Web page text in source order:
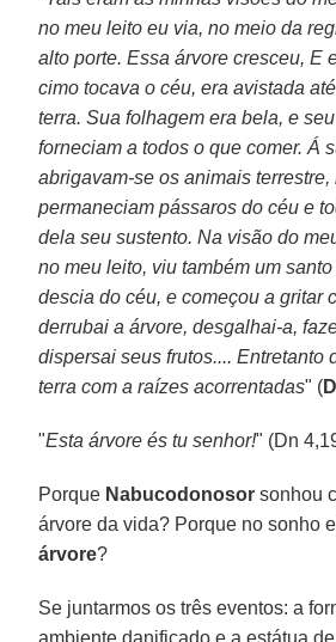
no meu leito eu via, no meio da
alto porte. Essa árvore cresceu, E
cimo tocava o céu, era avistada
terra. Sua folhagem era bela, e
forneciam a todos o que comer. Á
abrigavam-se os animais
permaneciam pássaros do céu e
dela seu sustento. Na visão do
no meu leito, viu também um
descia do céu, e começou a gritar
derrubai a árvore, desgalhai-a,
dispersai seus frutos.... Entretanto
terra com a raízes acorrentadas" (
"Esta árvore és tu senhor!" (Dn
Porque Nabucodonosor sonhou
árvore da vida? Porque no sonho
árvore?
Se juntarmos os três eventos: a
ambiente danificado e a estátua